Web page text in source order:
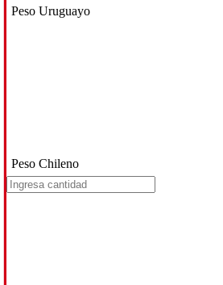
Peso Uruguayo
Peso Chileno